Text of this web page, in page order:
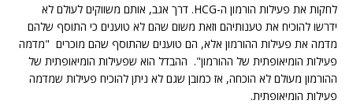
לחקות את פעילות הורמון ה-HCG. דרך אגב, אותם משווקים לעולם לא
ידרשו להוכיח את טענותיהם וזאת משום שהם לא טוענים כי התוסף שלהם
מדמה את פעילות ההורמון אלא, הם טוענים שהתוסף שהם מוכרים "מדמה
פעילות הומיאופתית של ההורמון". ההבדל הוא שפעילות הומיאופתית של
ההורמון מעולם לא הוכחה, אז כמובן שגם לא ניתן להוכיח פעילות שמדמה
פעילות הומיאופתית.